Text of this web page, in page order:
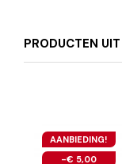
PRODUCTEN
AANBIEDING!
-€ 5,00